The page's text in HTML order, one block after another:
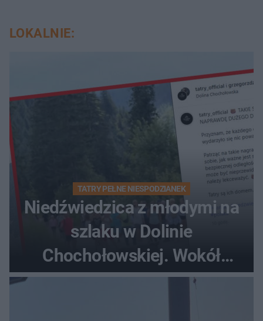
LOKALNIE:
TATRY PEŁNE NIESPODZIANEK
Niedźwiedzica z młodymi na
szlaku w Dolinie
Chochołowskiej. Wokół